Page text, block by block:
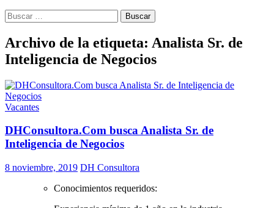
Buscar:
Archivo de la etiqueta: Analista Sr. de
Inteligencia de Negocios
Vacantes
DHConsultora.Com busca Analista Sr. de
Inteligencia de Negocios
8 noviembre, 2019 DH Consultora
Conocimientos requeridos: